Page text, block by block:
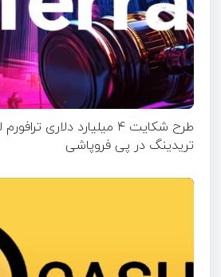
طرح شکایت ۴ میلیارد دلاری
تریدینگ در پی فروپاشی